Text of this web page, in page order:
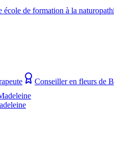
école de formation à la
Conseiller en fleurs de